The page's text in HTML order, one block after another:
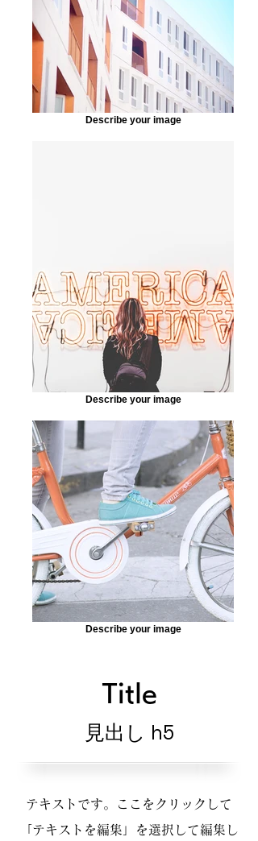
Describe your image
Describe your image
Describe your image
Title
見出し h5
テキストです。ここをクリックして
「テキストを編集」を選択して編集し